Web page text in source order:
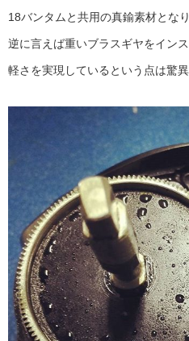
18バンタムと共用の真鍮素材となり
逆に言えば重いブラスギヤをイン
軽さを実現しているという点は驚